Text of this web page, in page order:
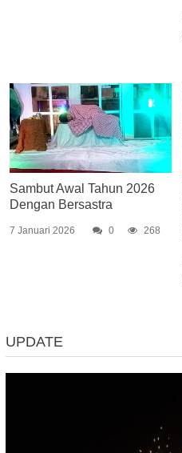
Sambut Awal Tahun 2026
Dengan Bersastra
7 Januari 2026 0 268
UPDATE